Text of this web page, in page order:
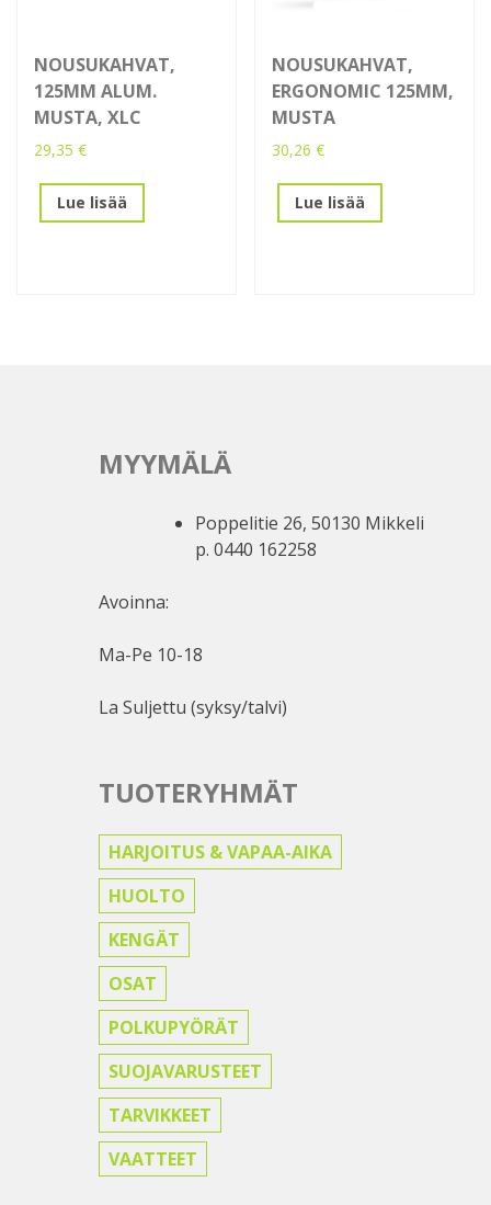
NOUSUKAHVAT,
125MM ALUM.
MUSTA, XLC
29,35 €
Lue lisää
NOUSUKAHVAT,
ERGONOMIC 125MM,
MUSTA
30,26€
Lue lisää
MYYMÄLÄ
Poppelitie 26, 50130 Mikkeli
p. 0440 162258
Avoinna:
Ma-Pe 10-18
La Suljettu (syksy/talvi)
TUOTERYHMÄT
HARJOITUS & VAPAA-AIKA
HUOLTO
KENGÄT
OSAT
POLKUPYÖRÄT
SUOJAVARUSTEET
TARVIKKEET
VAATTEET